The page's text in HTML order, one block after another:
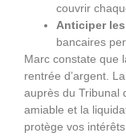
couvrir
Anticiper
bancaires
Marc constate que
rentrée d’argent.
auprès du Tribunal
amiable et la
protège vos